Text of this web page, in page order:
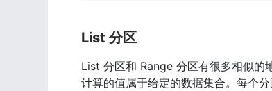
List 分区
List 分区和 Range 分区有很多相似的
计算的值属于给定的数据集合。每个